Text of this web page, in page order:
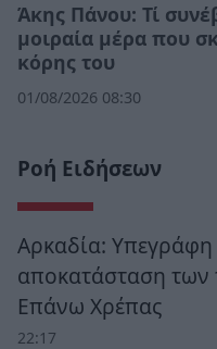
Άκης Πάνου: Τί
μοιραία μέρα που
κόρης του
01/08/2026 08:30
Ροή Ειδήσεων
Αρκαδία:
αποκατάσταση των
Επάνω Χρέπας
22:17